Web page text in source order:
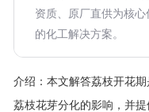
资质、原厂直供为核
的化工解决方案。
介绍： 本文解答荔枝开花
荔枝花芽分化的影响，并